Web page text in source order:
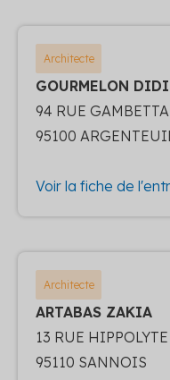
Architecte
GOURMELON
94 RUE GAMBETTA
95100
Voir la fiche de
Architecte
ARTABAS ZAKIA
13 RUE
95110 SANNOIS